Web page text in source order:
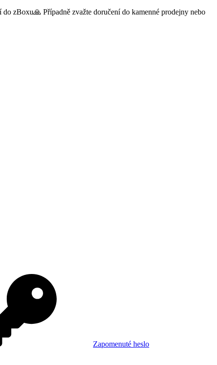
zBoxu🙏 Případně zvažte doručení do kamenné prodejny nebo
Zapomenuté heslo